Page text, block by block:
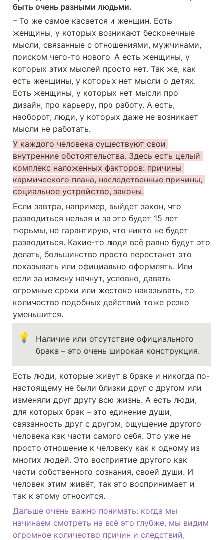
быть очень разными людьми.
– То же самое касается и женщин. Есть
женщины, у которых возникают бесконечные
мысли, связанные с отношениями, мужчинами,
поиском чего-то нового. А есть женщины, у
которых этих мыслей просто нет. Так же, как
есть женщины, у которых нет мысли о детях.
Есть женщины, у которых нет мысли про
дизайн, про карьеру, про работу. А есть,
наоборот, люди, у которых даже не возникает
мысли не работать.
У каждого человека существуют свои
внутренние обстоятельства. Здесь есть целый
комплекс наложенных факторов: причины
кармического плана, наследственные причины,
социальное устройство, законы.
Если завтра, например, выйдет закон, что
разводиться нельзя и за это будет 15 лет
тюрьмы, не гарантирую, что никто не будет
разводиться. Какие-то люди всё равно будут это
делать, большинство просто перестанет это
показывать или официально оформлять. Или
если за измену начнут, условно, давать
огромные сроки или жестоко наказывать, то
количество подобных действий тоже резко
уменьшится.
💡
Наличие или отсутствие официального
брака – это очень широкая конструкция.
Есть люди, которые живут в браке и никогда по-
настоящему не были близки друг с другом или
изменяли друг другу всю жизнь. А есть люди,
для которых брак – это единение души,
связанность друг с другом, ощущение другого
человека как части самого себя. Это уже не
просто отношение к человеку как к одному из
многих людей. Это восприятие другого как
части собственного сознания, своей души. И
человек этим живёт, так это воспринимает и
так к этому относится.
Дальше очень важно понимать: когда мы
начинаем смотреть на всё это глубже, мы видим
огромное количество причин и следствий,